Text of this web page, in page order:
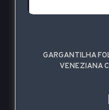
GARGANTILHA
VENEZIANA